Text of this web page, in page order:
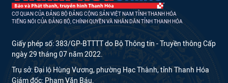
CƠ QUAN CỦA ĐẢNG BỘ ĐẢNG CỘNG SẢN VIỆT NAM TỈNH THANH HÓA
TIẾNG NÓI CỦA ĐẢNG BỘ, CHÍNH QUYỀN VÀ NHÂN DÂN TỈNH THANH HÓA
Giấy phép số: 383/GP-BTTTT do Bộ Thông tin - Truyền thông Cấp
ngày 29 tháng 07 năm 2022.
Trụ sở: Đại lộ Hùng Vương, phường Hạc Thành, tỉnh Thanh Hóa
Giám đốc: Phạm Văn Báu.